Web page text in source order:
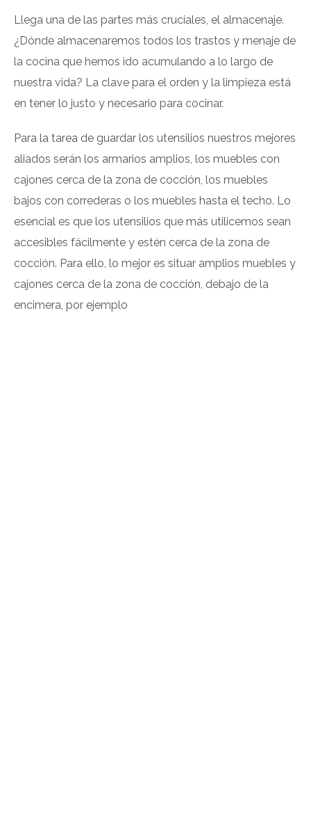
Llega una de las partes más cruciales, el almacenaje.
¿Dónde almacenaremos todos los trastos y menaje de
la cocina que hemos ido acumulando a lo largo de
nuestra vida? La clave para el orden y la limpieza está
en tener lo justo y necesario para cocinar.
Para la tarea de guardar los utensilios nuestros mejores
aliados serán los armarios amplios, los muebles con
cajones cerca de la zona de cocción, los muebles
bajos con correderas o los muebles hasta el techo. Lo
esencial es que los utensilios que más utilicemos sean
accesibles fácilmente y estén cerca de la zona de
cocción. Para ello, lo mejor es situar amplios muebles y
cajones cerca de la zona de cocción, debajo de la
encimera, por ejemplo